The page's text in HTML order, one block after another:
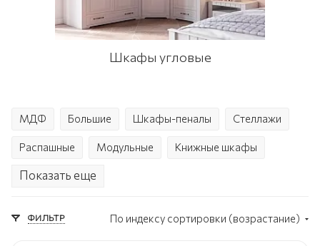
Шкафы угловые
МДФ Большие Шкафы-пеналы Стеллажи
Распашные Модульные Книжные шкафы
Шкафы купе
Показать еще
ФИЛЬТР По индексу сортировки (возрастание)